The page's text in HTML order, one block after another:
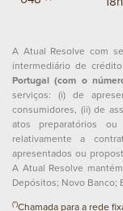
A Atual Resolve com
intermediário de
Portugal (com o
serviços: (i) de
consumidores, (ii) de
atos preparatórios
relativamente a
apresentados ou
A Atual Resolve
Depósitos; Novo Banco;
(*)Chamada para a rede